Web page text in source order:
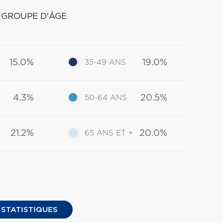
D'ÂGE
15.0%
4.3%
21.2%
35-49 ANS 19.0%
50-64 ANS 20.5%
65 ANS ET + 20.0%